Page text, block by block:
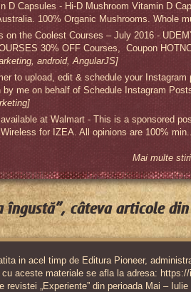
D Capsules - Hi-D Mushroom Vitamin D
100% Organic Mushrooms. Whole
on the Coolest Courses – July 2016 -
30% OFF Courses, Coupon
android, AngularJS]
to upload, edit & schedule your
by me on behalf of Schedule Instagram
at Walmart - This is a sponsored
for IZEA. All opinions are 100%
Mai multe
îngustă”, câteva articole
in acel timp de Editura Pioneer,
aceste materiale se afla la adresa:
revistei „Experiente” din perioada Mai –